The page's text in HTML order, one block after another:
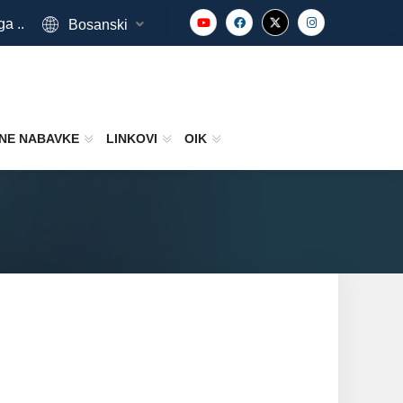
.. Bosanski
NABAVKE LINKOVI OIK